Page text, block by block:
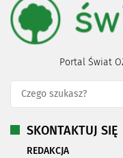
Portal Świat
SKONTAKTUJ SIĘ
REDAKCJA